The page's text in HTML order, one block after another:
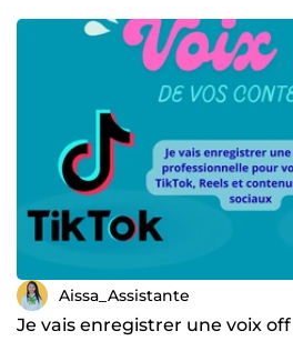
Aissa_Assistante
Je vais enregistrer une voix